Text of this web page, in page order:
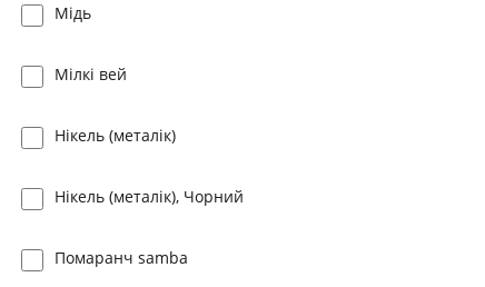
Мідь
Мілкі вей
Нікель (металік)
Нікель (металік), Чорний
Помаранч samba